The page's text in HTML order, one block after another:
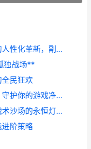
游戏设置和平精英，战术竞技的人性化革新，副标题，从硬核到包容的进化之路
独战场**
民狂欢
王者荣耀拒绝加好友怎么设置，守护你的游戏净土副标题
和平精英中什么是致胜核心，战术沙场的永恒灯塔副标题
阶策略